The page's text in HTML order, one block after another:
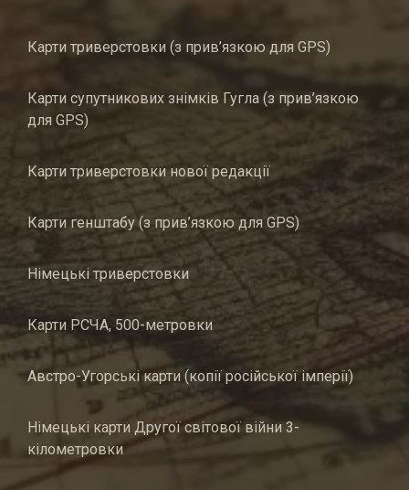
Карти триверстовки (з прив’язкою для GPS)
Карти супутникових знімків Гугла (з прив’язкою
для GPS)
Карти триверстовки нової редакції
Карти генштабу (з прив’язкою для GPS)
Німецькі триверстовки
Карти РСЧА, 500-метровки
Австро-Угорські карти (копії російської імперії)
Німецькі карти Другої світової війни 3-
кілометровки